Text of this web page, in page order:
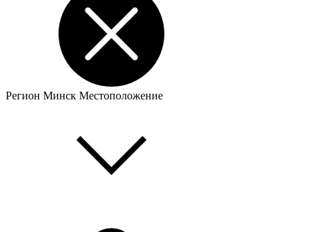
Регион Минск Местоположение